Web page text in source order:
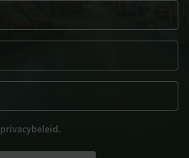
privacybeleid.